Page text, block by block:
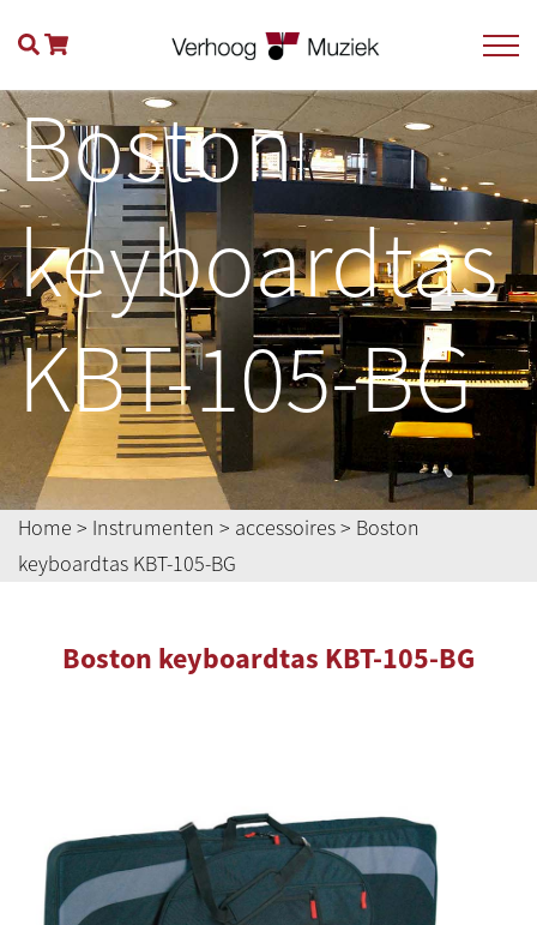
Boston
keyboardtas
KBT-105-BG
Home > Instrumenten > accessoires> Boston
keyboardtas KBT-105-BG
Boston keyboardtas KBT-105-BG